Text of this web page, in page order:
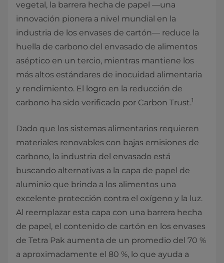
vegetal, la barrera hecha de papel —una
innovación pionera a nivel mundial en la
industria de los envases de cartón— reduce la
huella de carbono del envasado de alimentos
aséptico en un tercio, mientras mantiene los
más altos estándares de inocuidad alimentaria
y rendimiento. El logro en la reducción de
carbono ha sido verificado por Carbon Trust.1
Dado que los sistemas alimentarios requieren
materiales renovables con bajas emisiones de
carbono, la industria del envasado está
buscando alternativas a la capa de papel de
aluminio que brinda a los alimentos una
excelente protección contra el oxígeno y la luz.
Al reemplazar esta capa con una barrera hecha
de papel, el contenido de cartón en los envases
de Tetra Pak aumenta de un promedio del 70 %
a aproximadamente el 80 %, lo que ayuda a